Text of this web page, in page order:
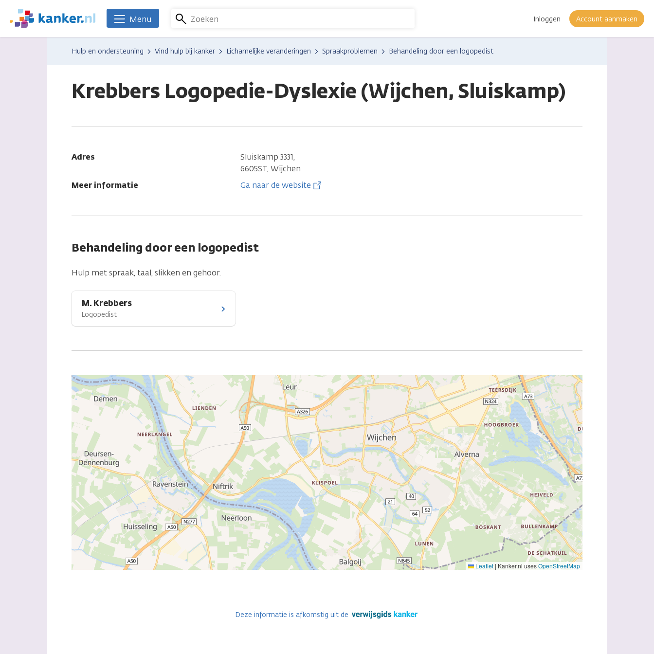
naar
We
zijn
Kanker.nl
Zoeken Inloggen Account aanmaken
Menu
Hulp en ondersteuning Vind hulp bij kanker Lichamelijke veranderingen Spraakproblemen Behandeling door een logopedist
Krebbers Logopedie-Dyslexie (Wijchen, Sluiskamp)
Adres
Sluiskamp 3331,
6605ST, Wijchen
Meer informatie
Ga naar de website
Behandeling door een logopedist
Hulp met spraak, taal, slikken en gehoor.
M. Krebbers
Logopedist
Leaflet | Kanker.nl usesOpenStreetMap
Deze informatie is afkomstig uit de